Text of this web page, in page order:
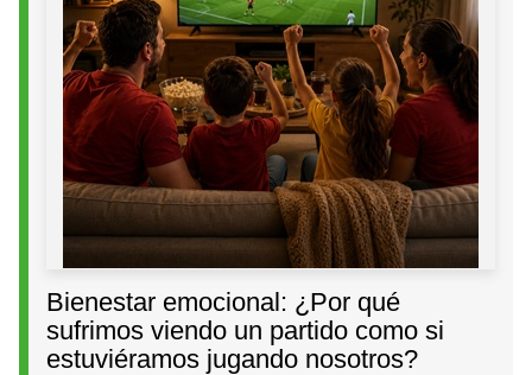
Bienestar emocional: ¿Por qué
sufrimos viendo un partido como si
estuviéramos jugando nosotros?